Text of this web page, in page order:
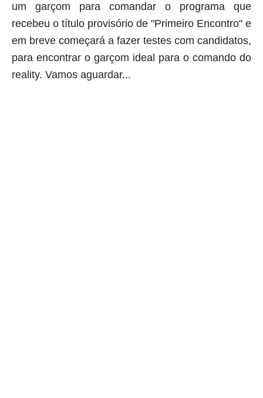
um garçom para comandar o programa que
recebeu o título provisório de "Primeiro Encontro" e
em breve começará a fazer testes com candidatos,
para encontrar o garçom ideal para o comando do
reality. Vamos aguardar...